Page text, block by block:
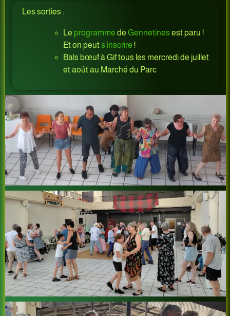
Les sorties :
Le programme de Gennetinesest paru !
Et on peuts’inscrire !
Bals bœuf à Gif tous les mercredi de juillet
et août au Marché du Parc